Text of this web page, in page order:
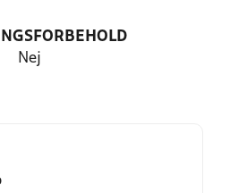
Nej